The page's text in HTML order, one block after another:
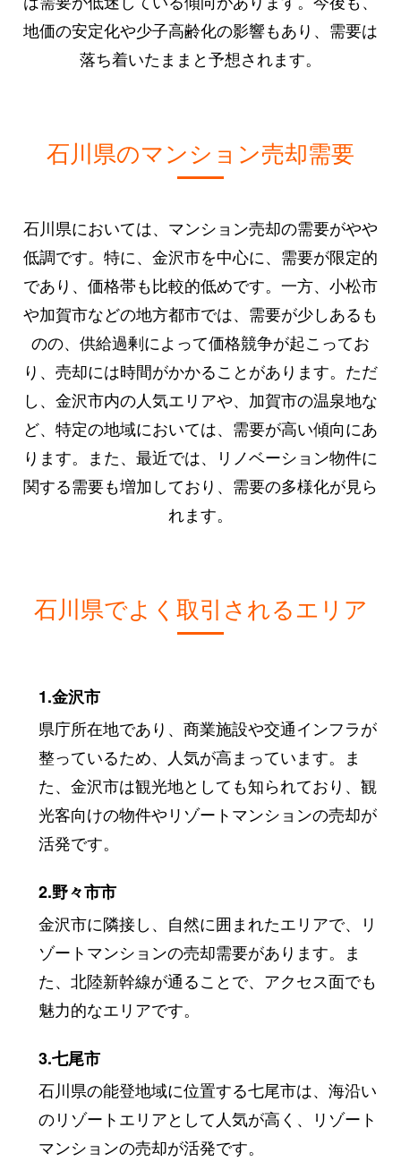
地価の安定化や少子高齢化の影響もあり、需要は
落ち着いたままと予想されます。
石川県のマンション売却需要
石川県においては、マンション売却の需要がやや
低調です。特に、金沢市を中心に、需要が限定的
であり、価格帯も比較的低めです。一方、小松市
や加賀市などの地方都市では、需要が少しあるも
のの、供給過剰によって価格競争が起こってお
り、売却には時間がかかることがあります。ただ
し、金沢市内の人気エリアや、加賀市の温泉地な
ど、特定の地域においては、需要が高い傾向にあ
ります。また、最近では、リノベーション物件に
関する需要も増加しており、需要の多様化が見ら
れます。
石川県でよく取引されるエリア
1.金沢市
県庁所在地であり、商業施設や交通インフラが
整っているため、人気が高まっています。ま
た、金沢市は観光地としても知られており、観
光客向けの物件やリゾートマンションの売却が
活発です。
2.野々市市
金沢市に隣接し、自然に囲まれたエリアで、リ
ゾートマンションの売却需要があります。ま
た、北陸新幹線が通ることで、アクセス面でも
魅力的なエリアです。
3.七尾市
石川県の能登地域に位置する七尾市は、海沿い
のリゾートエリアとして人気が高く、リゾート
マンションの売却が活発です。